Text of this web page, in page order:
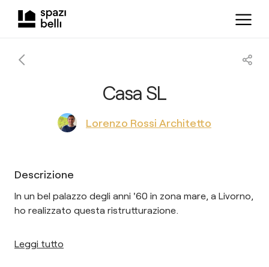
Casa SL
Lorenzo Rossi Architetto
Descrizione
In un bel palazzo degli anni '60 in zona mare, a Livorno,
ho realizzato questa ristrutturazione.
Leggi tutto